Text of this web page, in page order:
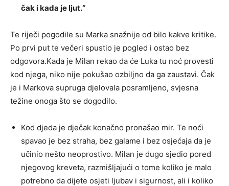
čak i kada je ljut.“
Te riječi pogodile su Marka snažnije od bilo kakve kritike.
Po prvi put te večeri spustio je pogled i ostao bez
odgovora.Kada je Milan rekao da će Luka tu noć provesti
kod njega, niko nije pokušao ozbiljno da ga zaustavi. Čak
je i Markova supruga djelovala posramljeno, svjesna
težine onoga što se dogodilo.
Kod djeda je dječak konačno pronašao mir. Te noći
spavao je bez straha, bez galame i bez osjećaja da je
učinio nešto neoprostivo. Milan je dugo sjedio pored
njegovog kreveta, razmišljajući o tome koliko je malo
potrebno da dijete osjeti ljubav i sigurnost, ali i koliko